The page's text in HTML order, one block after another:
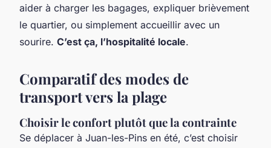
aider à charger les bagages, expliquer brièvement
le quartier, ou simplement accueillir avec un
sourire. C’est ça, l’hospitalité locale.
Comparatif des modes de
transport vers la plage
Choisir le confort plutôt que la contrainte
Se déplacer à Juan-les-Pins en été, c’est choisir